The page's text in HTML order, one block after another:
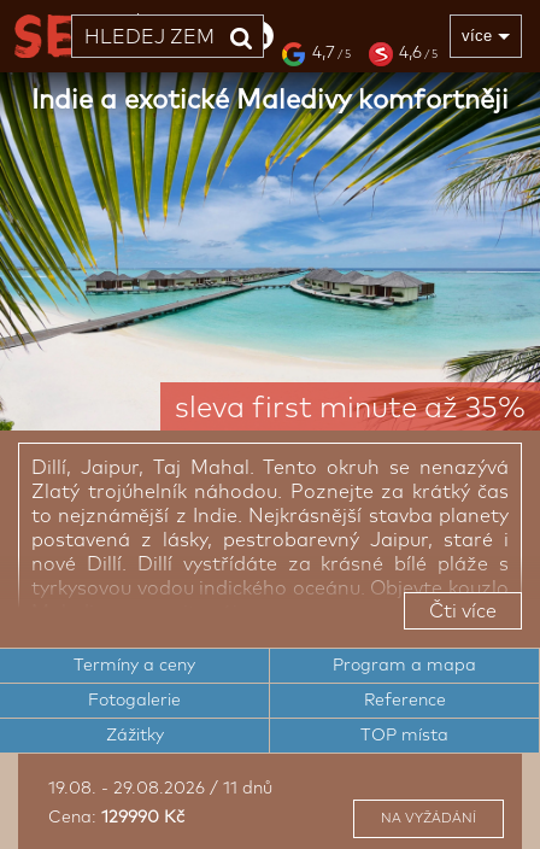
33 LET více
4,7 / 5 4,6 / 5
sleva first minute až 35%
Indie a exotické Maledivy komfortněji
Dillí, Jaipur, Taj Mahal. Tento okruh se nenazývá
Zlatý trojúhelník náhodou. Poznejte za krátký čas
to nejznámější z Indie. Nejkrásnější stavba planety
postavená z lásky, pestrobarevný Jaipur, staré i
nové Dillí. Dillí vystřídáte za krásné bílé pláže s
tyrkysovou vodou indického oceánu. Objevte kouzlo
pěší prohlídka starého Dillí – neturistický zážitek
1 ze 7 divů světa - dechberoucí Tádž Mahal
Pestrobarevný Jaipur
Výborná indická kuchyně
Čti více
Termíny a ceny Program a mapa
Fotogalerie Reference
Zážitky TOP místa
19.08. - 29.08.2026 / 11 dnů
Cena: 129990 Kč NA VYŽÁDÁNÍ